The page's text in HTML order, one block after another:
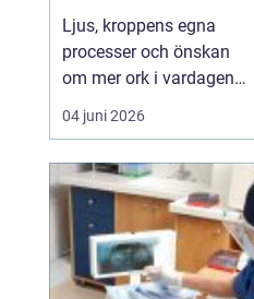
fokus
Ljus, kroppens egna
processer och önskan
om mer ork i vardagen
möts i ett växande
intresse för fototerapi
Sverige söker många
efter skonsamma
metoder som kan stödja
återhämtning, energi och
allmänt välbefinnande
04 juni 2026